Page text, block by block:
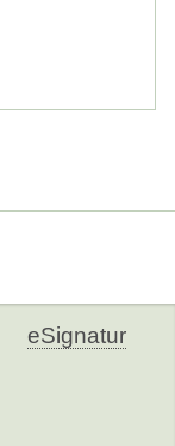
eSignatur